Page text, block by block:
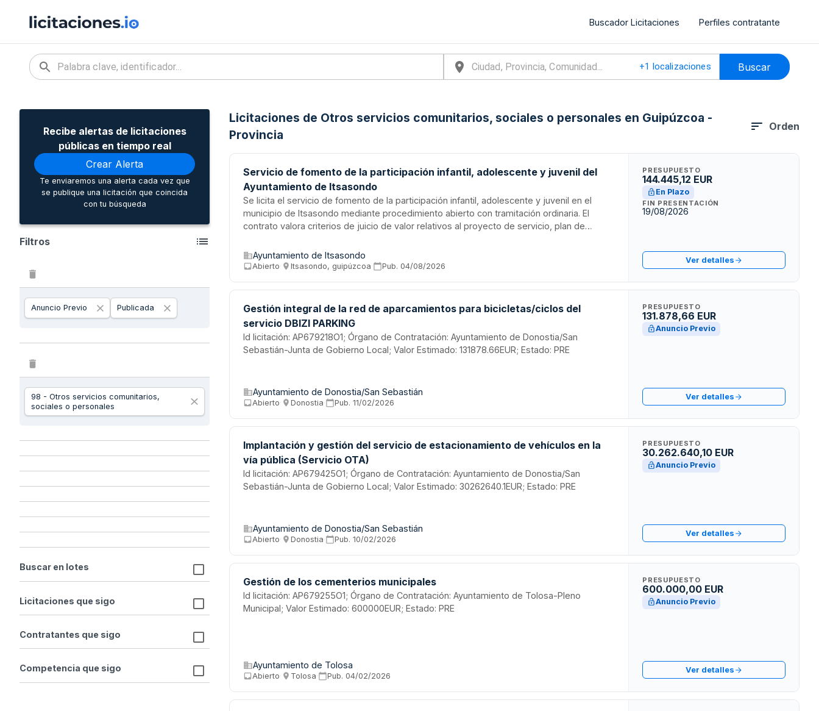
Buscador Licitaciones Perfiles contratante
+1 localizaciones Buscar
Recibe alertas de licitaciones
públicas en tiempo real
Crear Alerta
Te enviaremos una alerta cada vez que
se publique una licitación que coincida
con tu búsqueda
Filtros
Anuncio Previo Publicada
98 - Otros servicios comunitarios,
sociales o personales
Buscar en lotes
Licitaciones que sigo
Contratantes que sigo
Competencia que sigo
Licitaciones de Otros servicios comunitarios, sociales o personales en Guipúzcoa -
Provincia
Orden
Servicio de fomento de la participación infantil, adolescente y juvenil del
Ayuntamiento de Itsasondo
Se licita el servicio de fomento de la participación infantil, adolescente y juvenil en el
municipio de Itsasondo mediante procedimiento abierto con tramitación ordinaria. El
contrato valora criterios de juicio de valor relativos al proyecto de servicio, plan de
adscripción de medios materiales y humanos, cumplir condiciones especiales de
ejecución y constituir garantía definitiva. Se establece un marco de participación
Ayuntamiento de Itsasondo
Abierto· Itsasondo, guipúzcoa· Pub. 04/08/2026
PRESUPUESTO
144.445,12 EUR
En Plazo
FIN PRESENTACIÓN
19/08/2026
Ver detalles
Gestión integral de la red de aparcamientos para bicicletas/ciclos del
servicio DBIZI PARKING
Id licitación: AP679218O1; Órgano de Contratación: Ayuntamiento de Donostia/San
Sebastián-Junta de Gobierno Local; Valor Estimado: 131878.66EUR; Estado: PRE
Ayuntamiento de Donostia/San Sebastián
Abierto· Donostia· Pub.11/02/2026
PRESUPUESTO
131.878,66 EUR
Anuncio Previo
Ver detalles
Implantación y gestión del servicio de estacionamiento de vehículos en la
vía pública (Servicio OTA)
Id licitación: AP679425O1; Órgano de Contratación: Ayuntamiento de Donostia/San
Sebastián-Junta de Gobierno Local; Valor Estimado: 30262640.1EUR; Estado: PRE
Ayuntamiento de Donostia/San Sebastián
Abierto· Donostia· Pub.10/02/2026
PRESUPUESTO
30.262.640,10 EUR
Anuncio Previo
Ver detalles
Gestión de los cementerios municipales
Id licitación: AP679255O1; Órgano de Contratación: Ayuntamiento de Tolosa-Pleno
Municipal; Valor Estimado: 600000EUR; Estado: PRE
Ayuntamiento de Tolosa
Abierto· Tolosa· Pub. 04/02/2026
PRESUPUESTO
600.000,00 EUR
Anuncio Previo
Ver detalles